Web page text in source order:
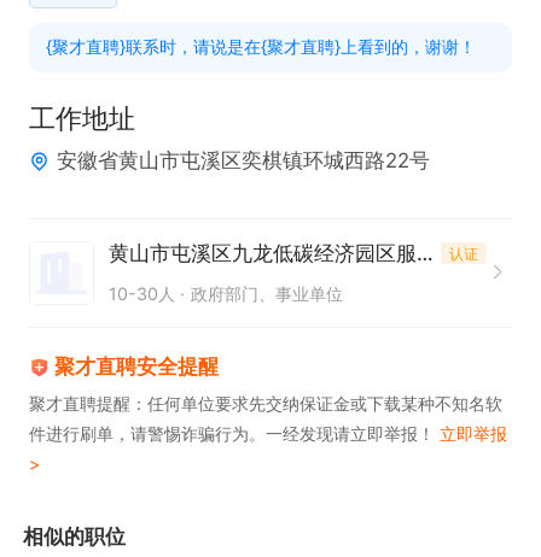
4. 有良好的工作态度、责任心和沟通协调能力。
{聚才直聘}联系时，请说是在{聚才直聘}上看到的，谢谢！
工作地址
安徽省黄山市屯溪区奕棋镇环城西路22号
黄山市屯溪区九龙低碳经济园区服务中心 认证
10-30人 政府部门、事业单位
聚才直聘安全提醒
聚才直聘提醒：任何单位要求先交纳保证金或下载某种不知名软
件进行刷单，请警惕诈骗行为。一经发现请立即举报！ 立即举报
>
相似的职位